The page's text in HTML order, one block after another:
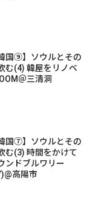
国⑨】ソウルとその
む(4) 韓屋をリノベ
＠三清洞
国⑦】ソウルとその
む(3) 時間をかけて
ンドブルワリー
高陽市